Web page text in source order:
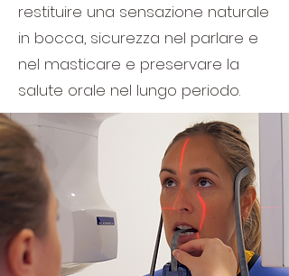
restituire una sensazione naturale
in bocca, sicurezza nel parlare e
nel masticare e preservare la
salute orale nel lungo periodo.